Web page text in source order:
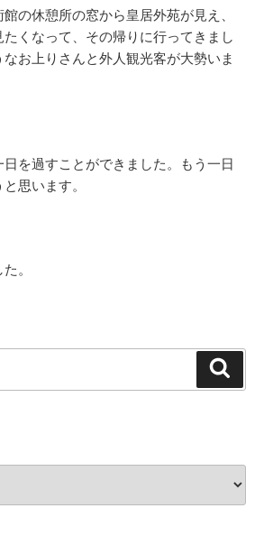
の休憩所の窓から皇居外苑が見え、
くなって、その帰りに行ってきまし
お上りさんと外人観光客が大勢いま
を過すことができました。もう一日
思います。
。